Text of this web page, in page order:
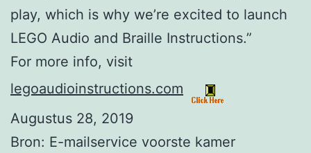
play, which is why we’re excited to launch
LEGO Audio and Braille Instructions.”
For more info, visit
legoaudioinstructions.com
Augustus 28, 2019
Bron: E-mailservice voorste kamer